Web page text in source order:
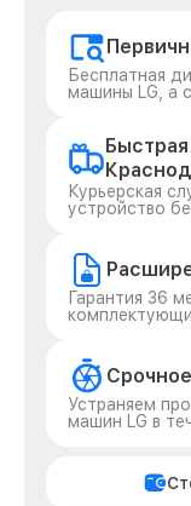
Бесплатная
машины LG, а
Курьерская
устройство
Гарантия 36
Устраняем
машин LG в